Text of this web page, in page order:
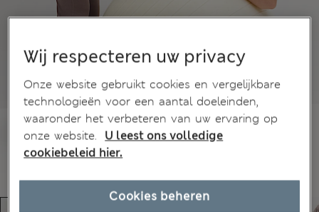
Wij respecteren uw privacy
Onze website gebruikt cookies en vergelijkbare
technologieën voor een aantal doeleinden,
waaronder het verbeteren van uw ervaring op
onze website.
U leest ons volledige
cookiebeleid hier.
Cookies beheren